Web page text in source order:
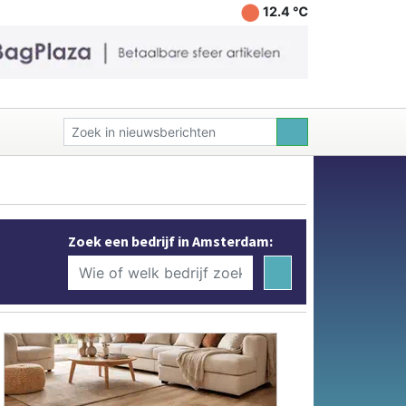
12.4 ℃
Zoek een bedrijf in Amsterdam: